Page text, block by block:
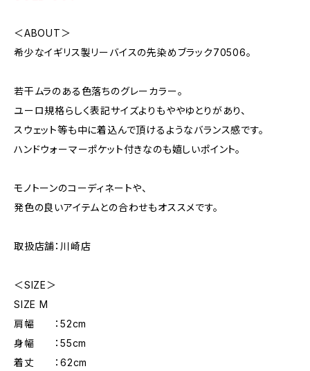
＜ABOUT＞
希少なイギリス製リーバイスの先染めブラック70506。
若干ムラのある色落ちのグレーカラー。
ユーロ規格らしく表記サイズよりもややゆとりがあり、
スウェット等も中に着込んで頂けるようなバランス感です。
ハンドウォーマーポケット付きなのも嬉しいポイント。
モノトーンのコーディネートや、
発色の良いアイテムとの合わせもオススメです。
取扱店舗：川崎店
＜SIZE＞
SIZE M
肩幅 ：52cm
身幅 ：55cm
着丈 ：62cm